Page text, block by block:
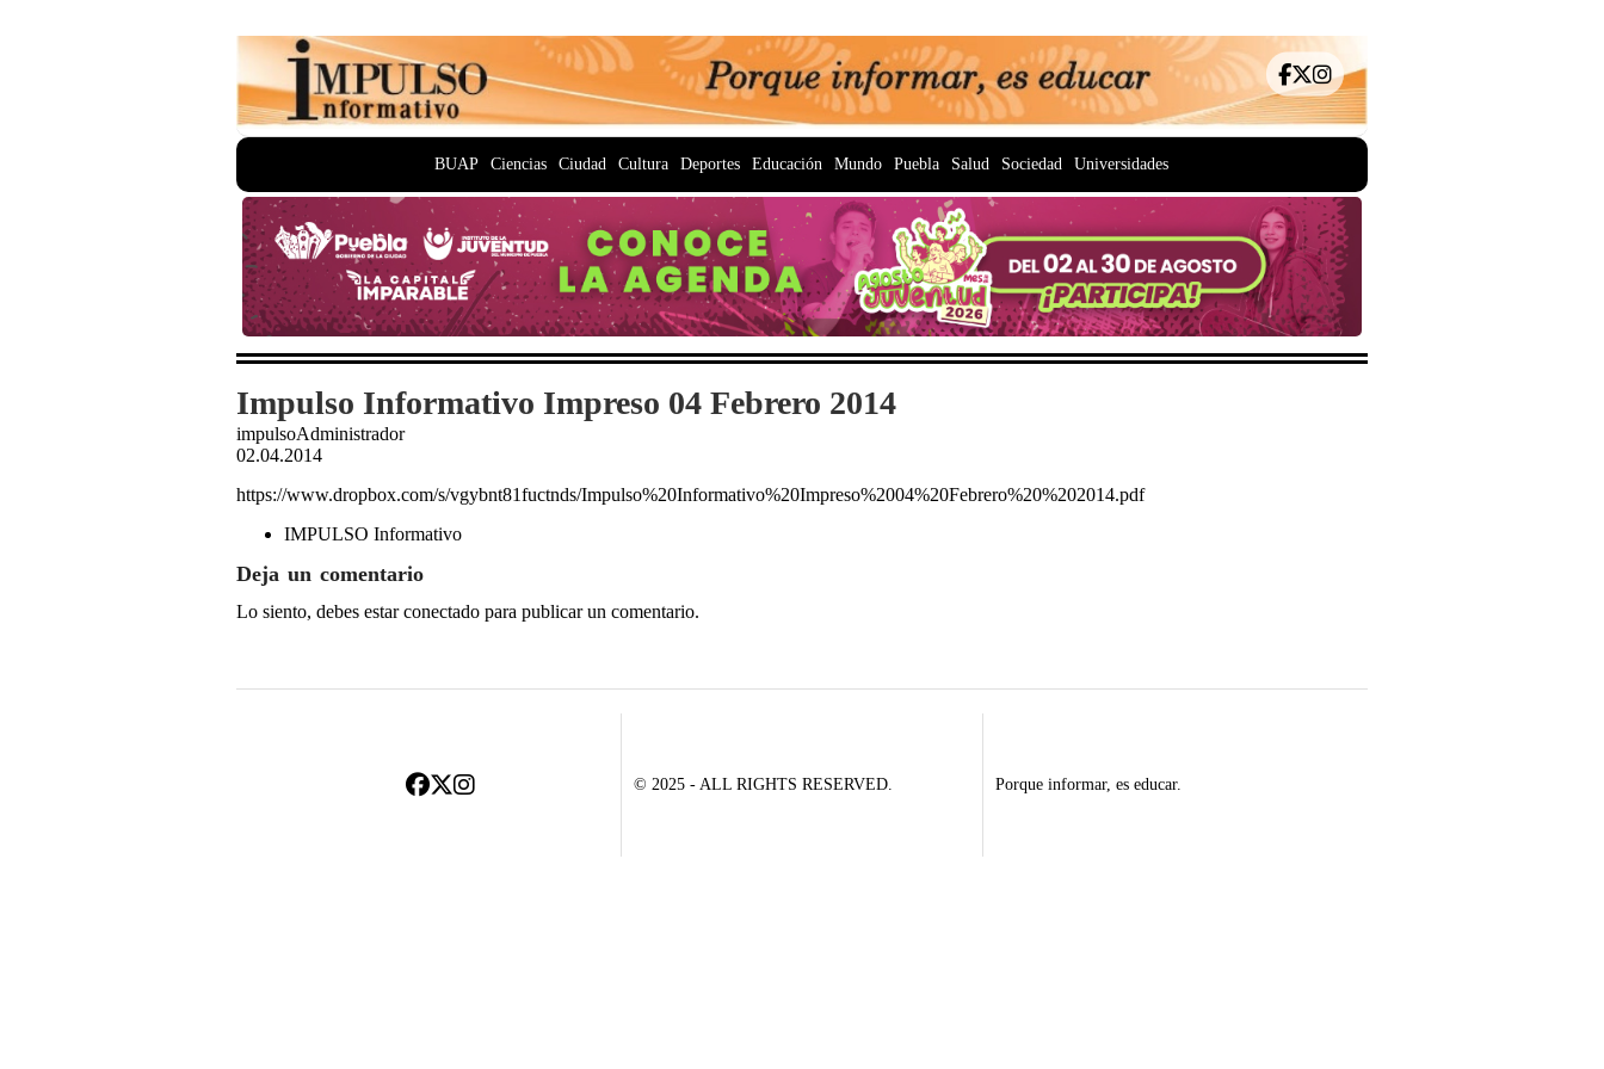
BUAP Ciencias Ciudad Cultura Deportes Educación Mundo Puebla Salud Sociedad Universidades
Impulso Informativo Impreso 04 Febrero 2014
impulsoAdministrador
02.04.2014
https://www.dropbox.com/s/vgybnt81fuctnds/Impulso%20Informativo%20Impreso%2004%20Febrero%20%202014.pdf
IMPULSO Informativo
Deja un comentario
Lo siento, debes estarconectado para publicar un comentario.
© 2025 - ALL RIGHTS RESERVED. Porque informar, es educar.